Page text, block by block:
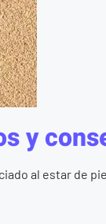
y
al estar de